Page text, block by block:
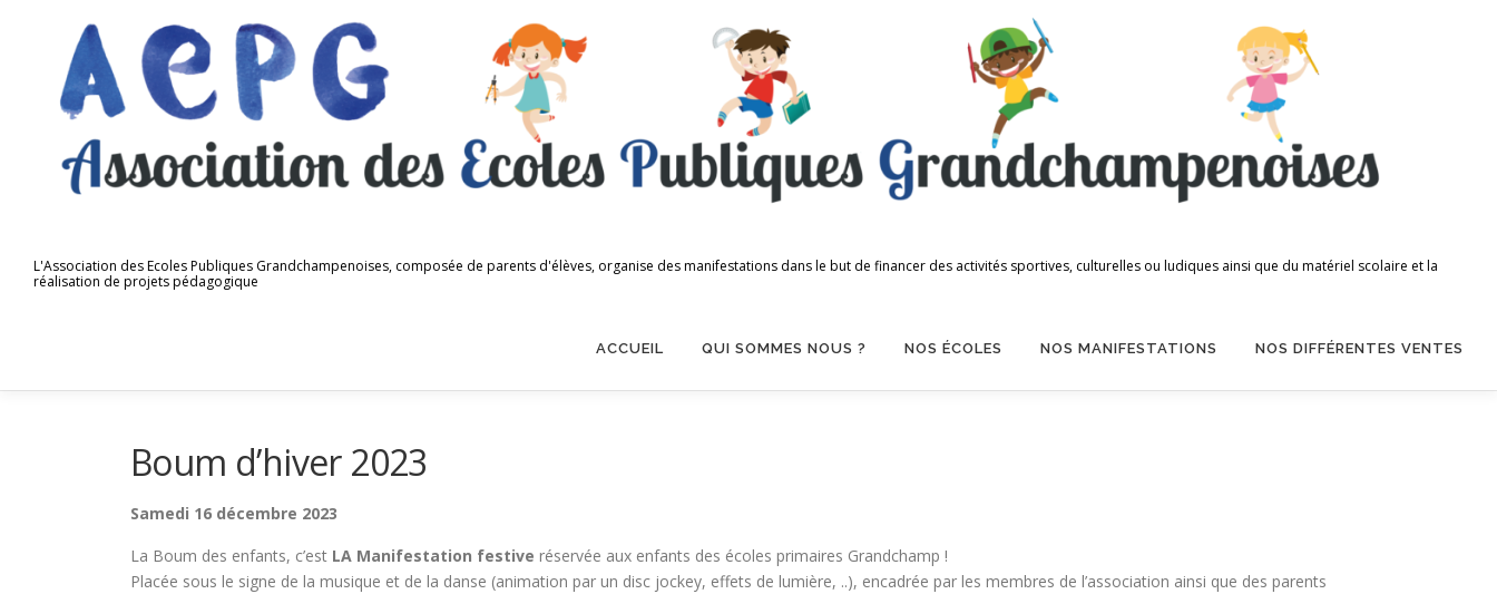
L'Association des Ecoles Publiques Grandchampenoises, composée de parents d'élèves, organise des manifestations dans le but de financer des activités sportives, culturelles ou ludiques ainsi que du matériel scolaire et la
réalisation de projets pédagogique
ACCUEIL QUI SOMMES NOUS ? NOS ÉCOLES NOS MANIFESTATIONS NOS DIFFÉRENTES VENTES
Boum d’hiver 2023
Samedi 16 décembre 2023
La Boum des enfants, c’est LA Manifestation festive réservée aux enfants des écoles primaires Grandchamp !
Placée sous le signe de la musique et de la danse (animation par un disc jockey, effets de lumière, ..), encadrée par les membres de l’association ainsi que des parents